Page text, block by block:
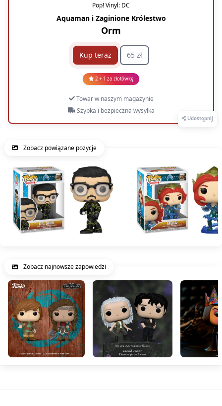
Udostępnij
Pop! Vinyl: DC
Aquaman i Zaginione Królestwo
Orm
Kup teraz 65 zł
2 + 1 za złotówkę
Towar w naszym magazynie
Szybka i bezpieczna wysyłka
Zobacz powiązane pozycje
Zobacz najnowsze zapowiedzi